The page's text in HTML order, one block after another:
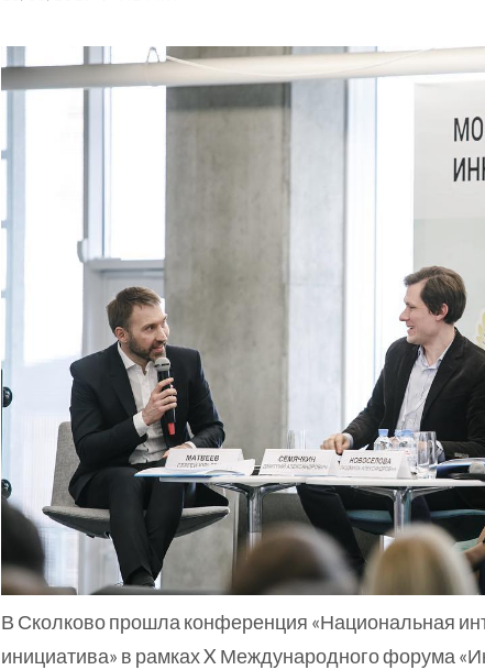
В Сколково прошла конференция «Национальная
инициатива» в рамках X Международного форума